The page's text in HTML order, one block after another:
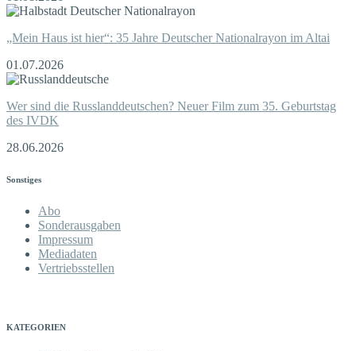
„Mein Haus ist hier“: 35 Jahre Deutscher Nationalrayon im Altai
01.07.2026
Wer sind die Russlanddeutschen? Neuer Film zum 35. Geburtstag
des IVDK
28.06.2026
Sonstiges
Abo
Sonderausgaben
Impressum
Mediadaten
Vertriebsstellen
KATEGORIEN